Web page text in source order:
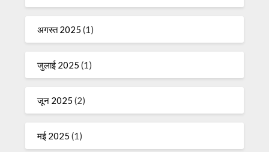
अगस्त 2025 (1)
जुलाई 2025 (1)
जून 2025 (2)
मई 2025 (1)